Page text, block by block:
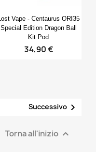
Anteprima
Lost Vape - Centaurus ORI35
Special Edition Dragon Ball
Kit Pod
34,90 €
Successivo 
Torna all'inizio 